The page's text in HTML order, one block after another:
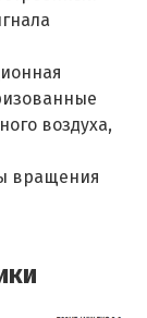
воздуха,
вращения